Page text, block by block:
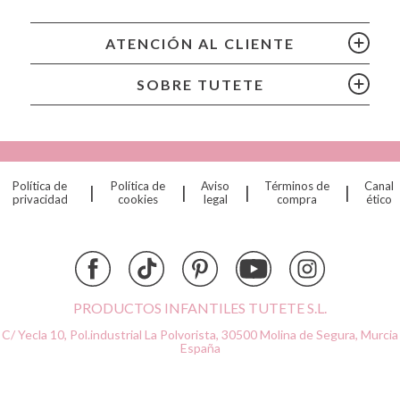
Cristina de Jos'h
Djeco
ATENCIÓN AL CLIENTE
SOBRE TUTETE
Política de
privacidad
|
Política de
cookies
|
Aviso
legal
|
Términos de
compra
|
Canal
ético
PRODUCTOS INFANTILES TUTETE S.L.
C/ Yecla 10, Pol.industrial La Polvorista, 30500 Molina de Segura, Murcia
España